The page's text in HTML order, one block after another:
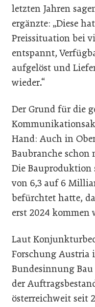
letzten Jahren
ergänzte: „Diese
Preissituation bei
entspannt,
aufgelöst und
wieder.“
Der Grund für die
Hand: Auch in
Baubranche schon
Die Bauproduktion
von 6,3 auf 6
befürchtet hatte,
erst 2024 kommen
Laut
Forschung Austria
Bundesinnung
der
österreichweit seit